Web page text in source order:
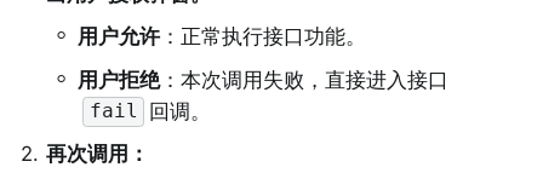
◦ 用户允许：正常执行接口功能。
◦ 用户拒绝：本次调用失败，直接进入接口
fail
回调。
2. 再次调用：